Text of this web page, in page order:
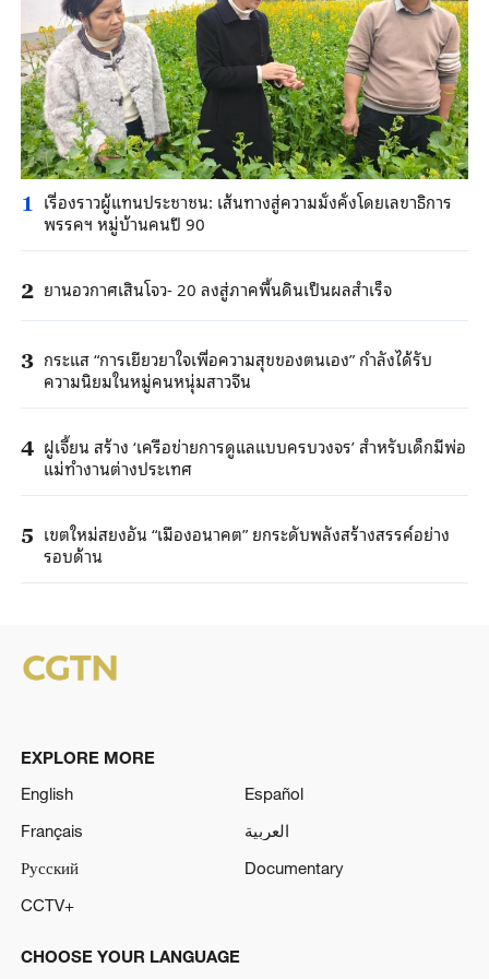
1 เรื่องราวผู้แทนประชาชน: เส้นทางสู่ความมั่งคั่งโดยเลขาธิการ
พรรคฯ หมู่บ้านคนปี 90
2 ยานอวกาศเสินโจว- 20 ลงสู่ภาคพื้นดินเป็นผลสำเร็จ
3 กระแส “การเยียวยาใจเพื่อความสุขของตนเอง” กำลังได้รับ
ความนิยมในหมู่คนหนุ่มสาวจีน
4 ฝูเจี้ยน สร้าง ‘เครือข่ายการดูแลแบบครบวงจร’ สำหรับเด็กมีพ่อ
แม่ทำงานต่างประเทศ
5 เขตใหม่สยงอัน “เมืองอนาคต” ยกระดับพลังสร้างสรรค์อย่าง
รอบด้าน
EXPLORE MORE
English
Español
Français
العربية
Русский
Documentary
CCTV+
CHOOSE YOUR LANGUAGE